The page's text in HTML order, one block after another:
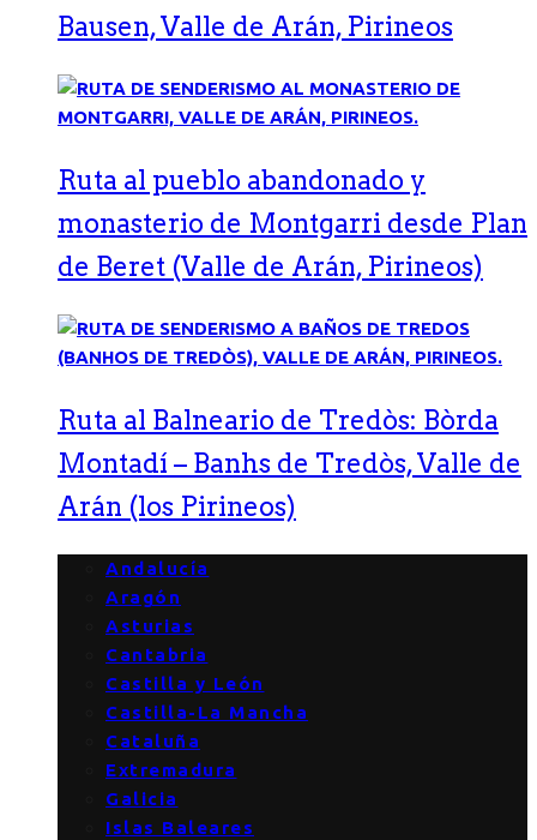
Bausen, Valle de Arán, Pirineos
Ruta al pueblo abandonado y
monasterio de Montgarri desde Plan
de Beret (Valle de Arán, Pirineos)
Ruta al Balneario de Tredòs: Bòrda
Montadí – Banhs de Tredòs, Valle de
Arán (los Pirineos)
Andalucía
Aragón
Asturias
Cantabria
Castilla y León
Castilla-La Mancha
Cataluña
Extremadura
Galicia
Islas Baleares